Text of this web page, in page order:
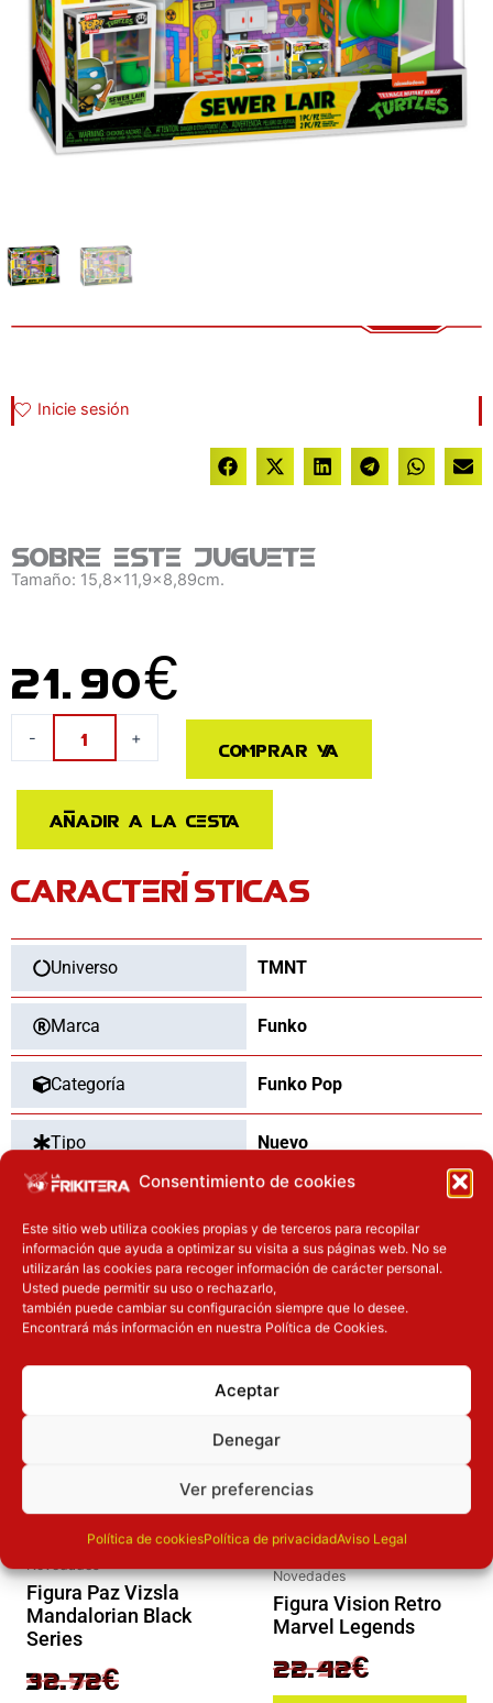
Consentimiento de cookies
Este sitio web utiliza cookies propias y de terceros para recopilar
información que ayuda a optimizar su visita a sus páginas web. No se
utilizarán las cookies para recoger información de carácter personal.
Usted puede permitir su uso o rechazarlo,
también puede cambiar su configuración siempre que lo desee.
Encontrará más información en nuestra Política de Cookies.
Aceptar
Denegar
Ver preferencias
Política de cookiesPolítica de privacidadAviso Legal
Inicie sesión
Sobre este juguete
Tamaño: 15,8x11,9x8,89cm.
21.90€
-
Tortugas
Sewer
cantidad
+ Comprar ya
Añadir a la cesta
CARACTERÍSTICAS
Universo TMNT
Marca Funko
Categoría Funko Pop
Tipo Nuevo
OTROS PRODUCTOS QUE TE
PUEDEN INTERESAR
Figura Paz Vizsla
Mandalorian Black
Series
40.90€
El precio original era: 40.90€.
32.72€
El precio actual es: 32.72€.
Novedades
Figura Vision Retro
Marvel Legends
29.90€
El precio original era: 29.90€.
22.42€
El precio actual es: 22.42€.